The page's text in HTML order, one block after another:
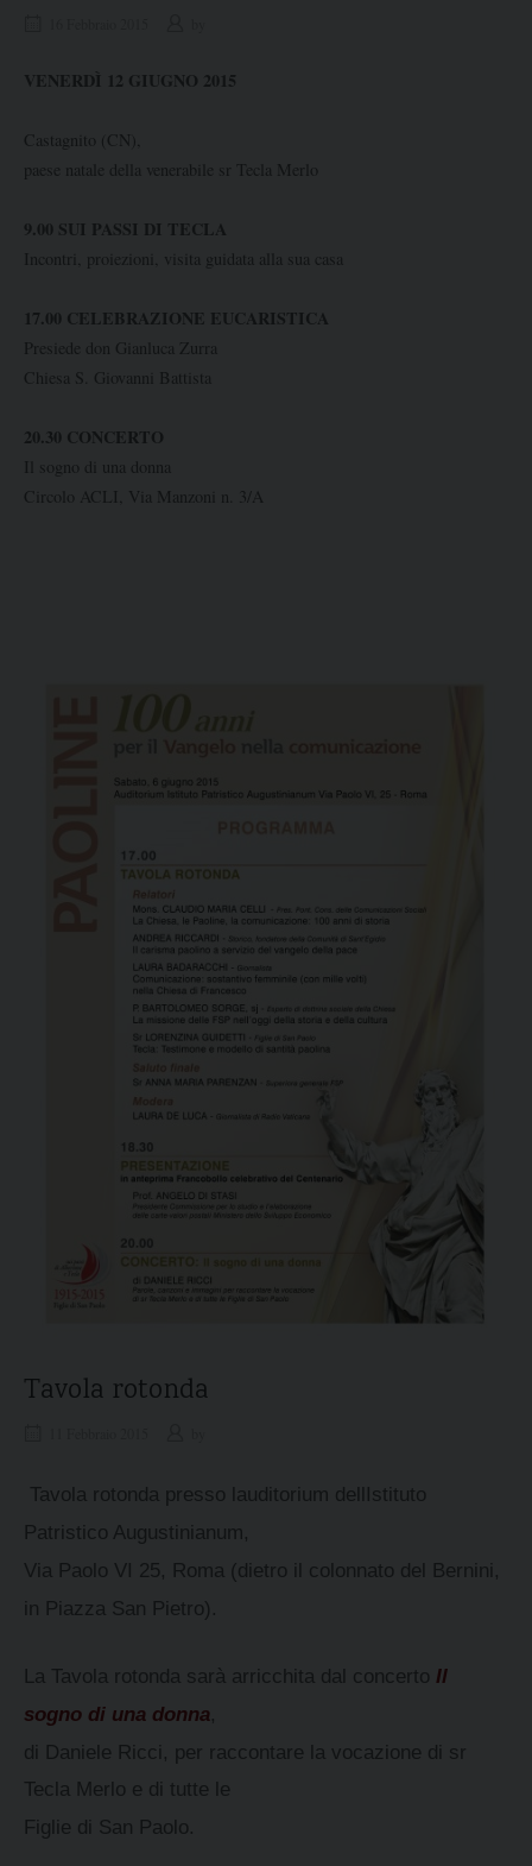
VENERDÌ 12 GIUGNO 2015
Castagnito (CN),
paese natale della venerabile sr Tecla Merlo
9.00 SUI PASSI DI TECLA
Incontri, proiezioni, visita guidata alla sua casa
17.00 CELEBRAZIONE EUCARISTICA
Presiede don Gianluca Zurra
Chiesa S. Giovanni Battista
20.30 CONCERTO
Il sogno di una donna
Circolo ACLI, Via Manzoni n. 3/A
Tavola rotonda
Tavola rotonda presso lauditorium dellIstituto
Patristico Augustinianum,
Via Paolo VI 25, Roma (dietro il colonnato del Bernini,
in Piazza San Pietro).
La Tavola rotonda sarà arricchita dal concerto Il
sogno di una donna,
di Daniele Ricci, per raccontare la vocazione di sr
Tecla Merlo e di tutte le
Figlie di San Paolo.